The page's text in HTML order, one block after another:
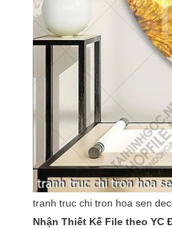
tranh truc chi tron hoa sen
Nhận Thiết Kế File theo YC